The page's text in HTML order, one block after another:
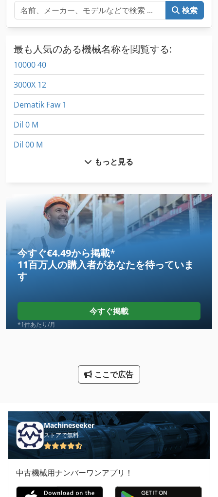
検索
最も人気のある機械名称を閲覧する:
10000 40
3000X 12
Dematik Faw 1
Dil 0 M
Dil 00 M
Egv 12
Eitec Gmbh
Fngj 20
Idx 23
International 433
Meh 5 2 1 8 B
Ng 200
乾燥機
工業用ミシン
もっと見る
今すぐ€4.49から掲載*
11百万人の購入者があなたを待っていま
す
今すぐ掲載
*1件あたり/月
ここで広告
Machineseeker
ストアで無料
中古機械用ナンバーワンアプリ！